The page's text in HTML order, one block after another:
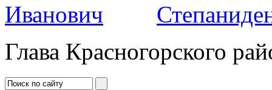
Глава Красногорского